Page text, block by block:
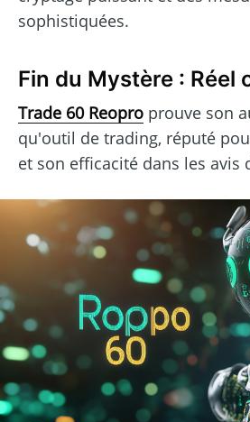
sophistiquées.
Fin du Mystère : Réel
Trade 60 Reopro prouve son
qu'outil de trading, réputé
et son efficacité dans les avis